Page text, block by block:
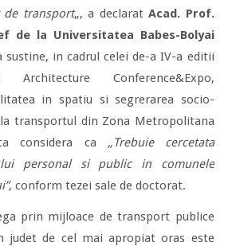
de transport„, a declaratAcad. Prof.
de la Universitatea Babes-Bolyai
sustine, in cadrul celei de-a IV-a editii
Conference&Expo,
in spatiu si segrerarea socio-
transportul din Zona Metropolitana
considera ca „Trebuie cercetata
personal si public in comunele
, conform tezei sale de doctorat.
prin mijloace de transport publice
judet de cel mai apropiat oras este